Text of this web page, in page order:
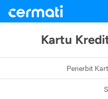
Kartu
Penerbit